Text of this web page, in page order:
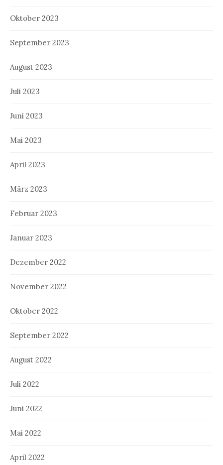
Oktober 2023
September 2023
August 2023
Juli 2023
Juni 2023
Mai 2023
April 2023
März 2023
Februar 2023
Januar 2023
Dezember 2022
November 2022
Oktober 2022
September 2022
August 2022
Juli 2022
Juni 2022
Mai 2022
April 2022